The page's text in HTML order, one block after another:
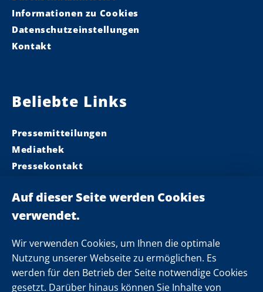
Wir verwenden Cookies, um Ihnen die optimale
Nutzung unserer Webseite zu ermöglichen. Es
werden für den Betrieb der Seite notwendige Cookies
gesetzt. Darüber hinaus können Sie Inhalte von
Informationen zu Cookies
Datenschutzeinstellungen
Kontakt
Beliebte Links
Pressemitteilungen
Mediathek
Pressekontakt
Landeskabinett
Einsamkeit
Folgen Sie uns